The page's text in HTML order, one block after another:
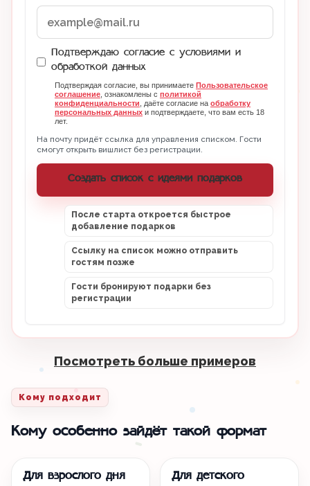
Подтверждаю согласие с условиями и
обработкой данных
Подтверждая согласие, вы принимаете Пользовательское
соглашение, ознакомлены с политикой
конфиденциальности, даёте согласие на обработку
персональных данных и подтверждаете, что вам есть 18
лет.
На почту придёт ссылка для управления списком. Гости
смогут открыть вишлист без регистрации.
Создать список с идеями подарков
После старта откроется быстрое
добавление подарков
Ссылку на список можно отправить
гостям позже
Гости бронируют подарки без
регистрации
Посмотреть больше примеров
Кому подходит
Кому особенно зайдёт такой формат
Для взрослого дня
Для детского